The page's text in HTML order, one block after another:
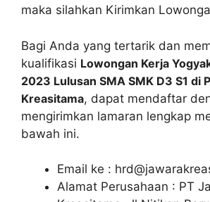
maka silahkan Kirimkan
Bagi Anda yang tertarik dan
kualifikasi Lowongan Kerja
2023 Lulusan SMA SMK D3 S1 di
Kreasitama, dapat mendaftar
mengirimkan lamaran lengkap
bawah ini.
Email ke :
Alamat Perusahaan : PT